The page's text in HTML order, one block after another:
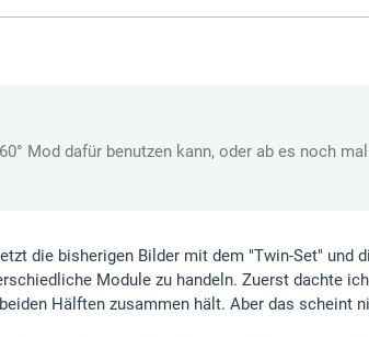
Mod dafür benutzen kann, oder ab es noch
die bisherigen Bilder mit dem "Twin-Set" und
Module zu handeln. Zuerst dachte
Hälften zusammen hält. Aber das scheint